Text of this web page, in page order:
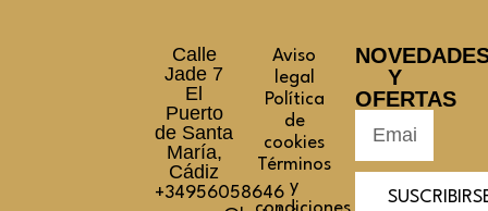
Calle
Jade 7
El
Puerto
de Santa
María,
Cádiz
+34956058646
Aviso
legal
Política
de
cookies
Términos
y
Y
OFERTAS